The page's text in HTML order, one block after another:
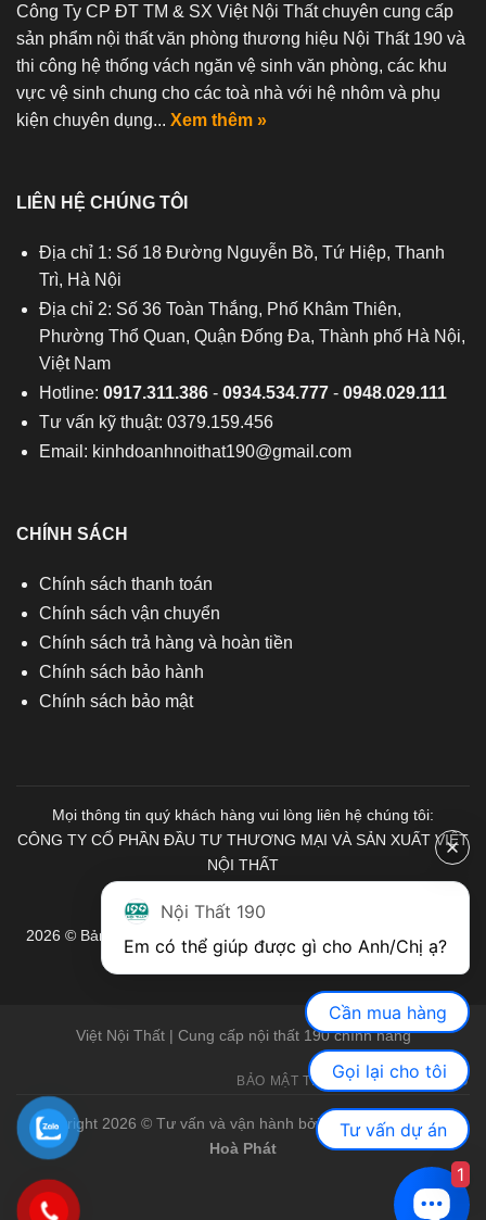
Công Ty CP ĐT TM & SX Việt Nội Thất chuyên cung cấp
sản phẩm nội thất văn phòng thương hiệu Nội Thất 190 và
thi công hệ thống vách ngăn vệ sinh văn phòng, các khu
vực vệ sinh chung cho các toà nhà với hệ nhôm và phụ
kiện chuyên dụng... Xem thêm »
LIÊN HỆ CHÚNG TÔI
Địa chỉ 1: Số 18 Đường Nguyễn Bồ, Tứ Hiệp, Thanh
Trì, Hà Nội
Địa chỉ 2: Số 36 Toàn Thắng, Phố Khâm Thiên,
Phường Thổ Quan, Quận Đống Đa, Thành phố Hà Nội,
Việt Nam
Hotline: 0917.311.386- 0934.534.777- 0948.029.111
Tư vấn kỹ thuật: 0379.159.456
Email: kinhdoanhnoithat190@gmail.com
CHÍNH SÁCH
Chính sách thanh toán
Chính sách vận chuyển
Chính sách trả hàng và hoàn tiền
Chính sách bảo hành
Chính sách bảo mật
Mọi thông tin quý khách hàng vui lòng liên hệ chúng tôi:
CÔNG TY CỔ PHẦN ĐẦU TƯ THƯƠNG MẠI VÀ SẢN XUẤT VIỆT
NỘI THẤT
2026 © Bản quyền thuộc về Nội Thất 190. Mọi quyền được bảo
lưu.
Việt Nội Thất | Cung cấp nội thất 190 chính hãng
BẢO MẬT THÔNG TIN GIỚI THIỆU
Copyright 2026 © Tư vấn và vận hành bởi Việt Nội Thất | Bàn
Hoà Phát
Nội Thất 190
Cần mua hàng
Gọi lại cho tôi
Tư vấn dự án
1